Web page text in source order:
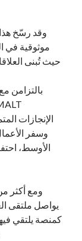
وقد رسّخ هذا
حيث تُبنى
بالتزامن
وسفر
الأوسط،
يواصل ملتقى
كمنصة يلتقي